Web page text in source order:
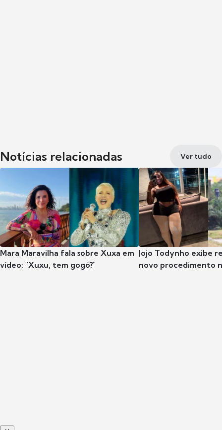
Notícias relacionadas Ver tudo
Mara Maravilha fala sobre Xuxa em
vídeo: "Xuxu, tem gogó?"
Jojo Todynho exibe
novo procedimento